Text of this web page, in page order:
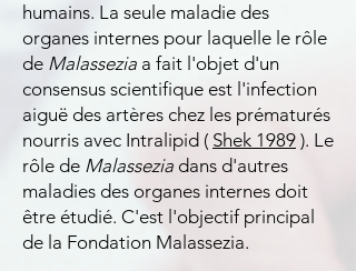
humains. La seule maladie des
organes internes pour laquelle le rôle
de Malassezia a fait l'objet d'un
consensus scientifique est l'infection
aiguë des artères chez les prématurés
nourris avec Intralipid ( Shek 1989 ). Le
rôle de Malassezia dans d'autres
maladies des organes internes doit
être étudié. C'est l'objectif principal
de la Fondation Malassezia.